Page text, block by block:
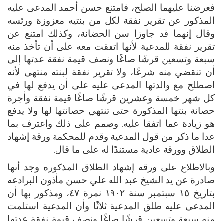
فعرضنا عليهما الصلح، فامتنع حسن أحمد المدعى عليه
المذكور عن تقرير نفقة لكل من بنتيه معزوزة ورئسه
وقال إنهما قد جاوزا سن الحضانة، وكذلك امتنع عن
تقرير نفقة للمدعية لأنها اتفقت معه على أن تأخذ منه
سبعة وتسعين قرشًا صاغًا ونصف قيمة نفقة عدتها إلى
أن تنقضي منه شرعًا، ولا تقرير نفقة لبنته منتهى لأنه
اصطلح مع والدتها المدعى عليه على أن يدفع لها في
كل شهر خمسة وعشرين قرشًا صاغًا قيمة نفقة وأجرة
حضانة بنتها المذكورة حتى تنتهي حضانتها لها ولا يدفع
هو زيادة عما اتفقا عليه. وصمم على ذلك واعترف بما
عدا ما ذكر من قول المدعية وقدم للمحكمة ورقة إشهاد
الطلاق وورقة عادية مستندًا له على ما قال.
وبالاطلاع على ورقة إشهاد الطلاق المذكورة وجد أنها
صادرة عن يد الشيخ عبد الله علي حسن مأذون البرادعه
بتاريخ ١٥ سبتمبر سنة ١٩٠٢ نمرة ٤٧، ومذكور بها أن
المدعى عليه طلق المدعية ثلاثًا وأن المدعية استلمت
منه سبعة وتسعين قرشًا صاغًا ونصف قيمة نفقة عدتها